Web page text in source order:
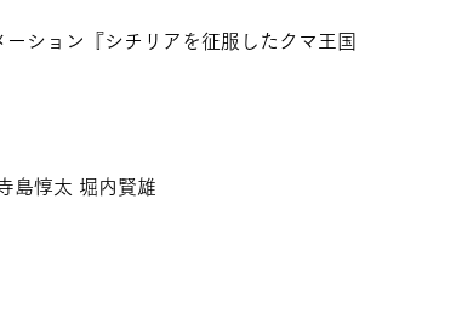
ション『シチリアを征服したクマ王国
島惇太 堀内賢雄